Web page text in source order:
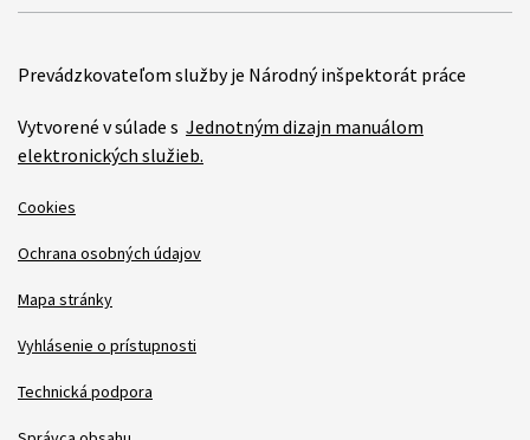
Prevádzkovateľom služby je Národný inšpektorát práce
Vytvorené v súlade s Jednotným dizajn manuálom
elektronických služieb.
Cookies
Ochrana osobných údajov
Mapa stránky
Vyhlásenie o prístupnosti
Technická podpora